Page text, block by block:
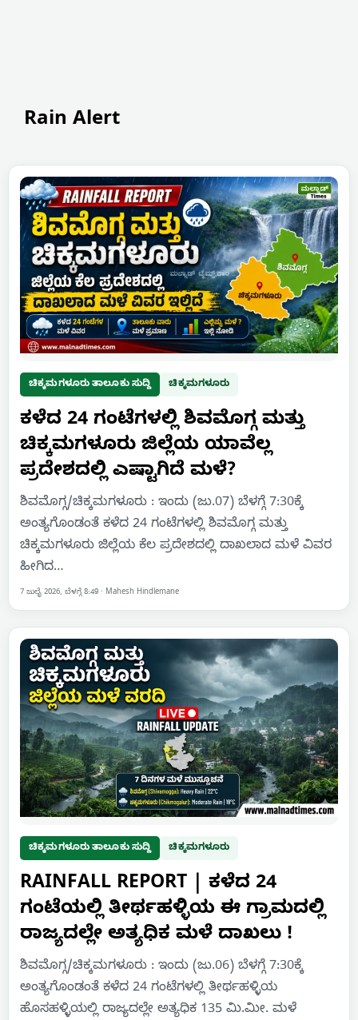
Rain Alert
ಚಿಕ್ಕಮಗಳೂರು ತಾಲೂಕು ಸುದ್ದಿ ಚಿಕ್ಕಮಗಳೂರು
ಕಳೆದ 24 ಗಂಟೆಗಳಲ್ಲಿ ಶಿವಮೊಗ್ಗ ಮತ್ತು
ಚಿಕ್ಕಮಗಳೂರು ಜಿಲ್ಲೆಯ ಯಾವೆಲ್ಲ
ಪ್ರದೇಶದಲ್ಲಿ ಎಷ್ಟಾಗಿದೆ ಮಳೆ?
ಶಿವಮೊಗ್ಗ/ಚಿಕ್ಕಮಗಳೂರು : ಇಂದು (ಜು.07) ಬೆಳಗ್ಗೆ 7:30ಕ್ಕೆ
ಅಂತ್ಯಗೊಂಡಂತೆ ಕಳೆದ 24 ಗಂಟೆಗಳಲ್ಲಿ ಶಿವಮೊಗ್ಗ ಮತ್ತು
ಚಿಕ್ಕಮಗಳೂರು ಜಿಲ್ಲೆಯ ಕೆಲ‌ ಪ್ರದೇಶದಲ್ಲಿ ದಾಖಲಾದ ಮಳೆ ವಿವರ
ಹೀಗಿದ…
7 ಜುಲೈ 2026, ಬೆಳಗ್ಗೆ 8:49 · Mahesh Hindlemane
ಚಿಕ್ಕಮಗಳೂರು ತಾಲೂಕು ಸುದ್ದಿ ಚಿಕ್ಕಮಗಳೂರು
RAINFALL REPORT | ಕಳೆದ 24
ಗಂಟೆಯಲ್ಲಿ ತೀರ್ಥಹಳ್ಳಿಯ ಈ ಗ್ರಾಮದಲ್ಲಿ
ರಾಜ್ಯದಲ್ಲೇ ಅತ್ಯಧಿಕ ಮಳೆ ದಾಖಲು !
ಶಿವಮೊಗ್ಗ/ಚಿಕ್ಕಮಗಳೂರು : ಇಂದು (ಜು.06) ಬೆಳಗ್ಗೆ 7:30ಕ್ಕೆ
ಅಂತ್ಯಗೊಂಡಂತೆ ಕಳೆದ 24 ಗಂಟೆಗಳಲ್ಲಿ ತೀರ್ಥಹಳ್ಳಿಯ
ಹೊಸಹಳ್ಳಿಯಲ್ಲಿ ರಾಜ್ಯದಲ್ಲೇ ಅತ್ಯಧಿಕ 135 ಮಿ.ಮೀ. ಮಳೆ